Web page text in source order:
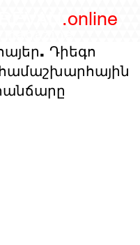
.online
Դիեգո
համաշխարհային